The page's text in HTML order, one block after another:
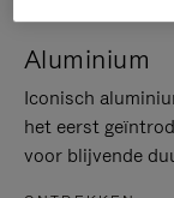
Aluminium
Iconisch
het eerst
voor blijvende